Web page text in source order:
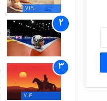
71%
7.4